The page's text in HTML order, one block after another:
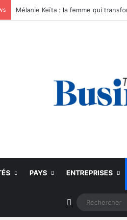
PAYS ENTREPRISES
Article Aléatoire